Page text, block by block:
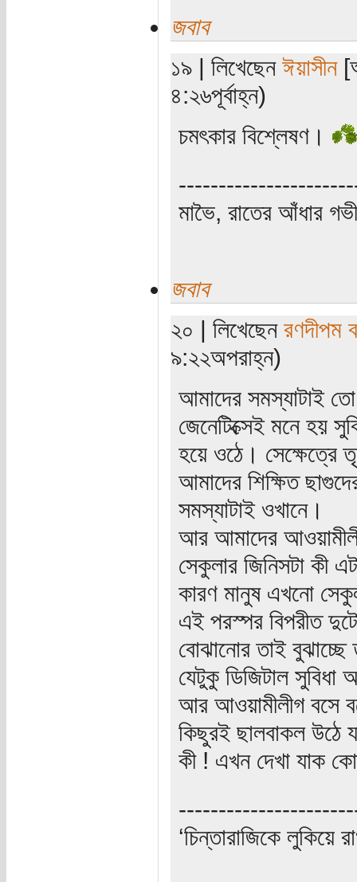
জবাব
১৯ | লিখেছেন ঈয়াসীন
৪:২৬পূর্বাহ্ন)
চমৎকার বিশ্লেষণ।
মাভৈ, রাতের আঁধার
জবাব
২০ | লিখেছেন রণদীপম
৯:২২অপরাহ্ন)
আমাদের সমস্যাটাই তো
জেনেটিক্সেই মনে হয়
হয়ে ওঠে। সেক্ষেত্রে
আমাদের শিক্ষিত
সমস্যাটাই ওখানে।
আর আমাদের
সেকুলার জিনিসটা কী
কারণ মানুষ এখনো
এই পরস্পর বিপরীত
বোঝানোর তাই
যেটুকু ডিজিটাল সুবিধা
আর আওয়ামীলীগ বসে
কিছুরই ছালবাকল উঠে
কী ! এখন দেখা যাক
‘চিন্তারাজিকে লুকিয়ে